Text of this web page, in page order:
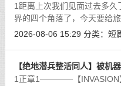
1距离上次我们见面过去多
界的四个角落了，今天要给
了呢。在魔族篇里面我为你
2026-08-06 15:29 分类： 短
【绝地潜兵整活同人】被机
1正章1————【